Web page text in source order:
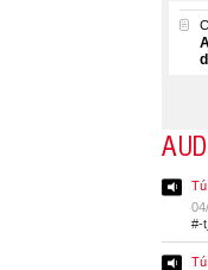
#-